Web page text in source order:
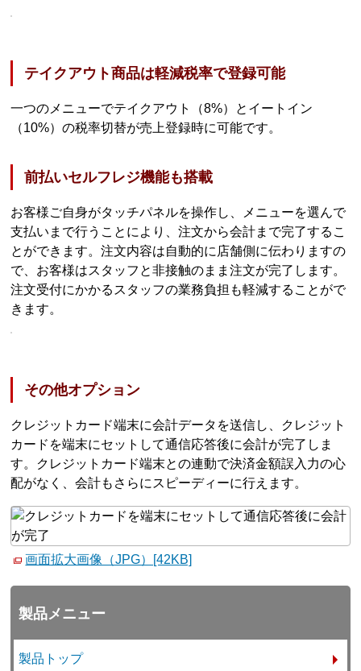
テイクアウト商品は軽減税率で登録可能
一つのメニューでテイクアウト（8%）とイートイン
（10%）の税率切替が売上登録時に可能です。
前払いセルフレジ機能も搭載
お客様ご自身がタッチパネルを操作し、メニューを選んで
支払いまで行うことにより、注文から会計まで完了するこ
とができます。注文内容は自動的に店舗側に伝わりますの
で、お客様はスタッフと非接触のまま注文が完了します。
注文受付にかかるスタッフの業務負担も軽減することがで
きます。
その他オプション
クレジットカード端末に会計データを送信し、クレジット
カードを端末にセットして通信応答後に会計が完了しま
す。クレジットカード端末との連動で決済金額誤入力の心
配がなく、会計もさらにスピーディーに行えます。
画面拡大画像（JPG）[42KB]
製品メニュー
製品トップ